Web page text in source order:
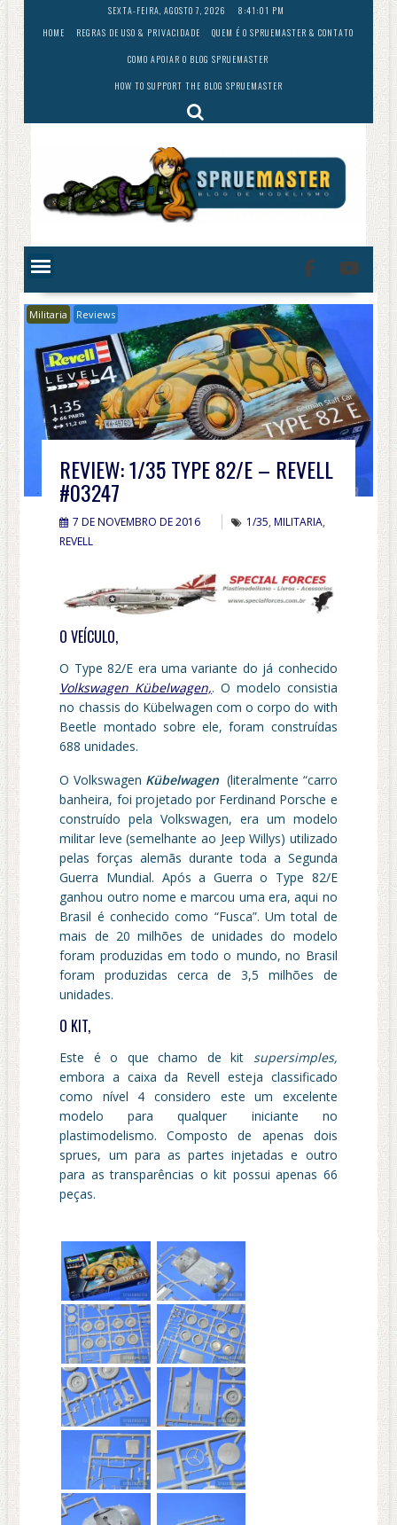
Skip
to
content
SEXTA-FEIRA, AGOSTO 7, 2026
8:41:03 PM
HOME
REGRAS DE USO & PRIVACIDADE
QUEM É O SPRUEMASTER & CONTATO
COMO APOIAR O BLOG SPRUEMASTER
HOW TO SUPPORT THE BLOG SPRUEMASTER
Militaria Reviews
REVIEW: 1/35 TYPE 82/E – REVELL
#03247
7 DE NOVEMBRO DE 2016 1/35,MILITARIA,
REVELL
O VEÍCULO,
O Type 82/E era uma variante do já conhecido
Volkswagen Kübelwagen,. O modelo consistia
no chassis do Kübelwagen com o corpo do with
Beetle montado sobre ele, foram construídas
688 unidades.
O Volkswagen Kübelwagen (literalmente “carro
banheira, foi projetado por Ferdinand Porsche e
construído pela Volkswagen, era um modelo
militar leve (semelhante ao Jeep Willys) utilizado
pelas forças alemãs durante toda a Segunda
Guerra Mundial. Após a Guerra o Type 82/E
ganhou outro nome e marcou uma era, aqui no
Brasil é conhecido como “Fusca”. Um total de
mais de 20 milhões de unidades do modelo
foram produzidas em todo o mundo, no Brasil
foram produzidas cerca de 3,5 milhões de
unidades.
O KIT,
Este é o que chamo de kit supersimples,
embora a caixa da Revell esteja classificado
como nível 4 considero este um excelente
modelo para qualquer iniciante no
plastimodelismo. Composto de apenas dois
sprues, um para as partes injetadas e outro
para as transparências o kit possui apenas 66
peças.